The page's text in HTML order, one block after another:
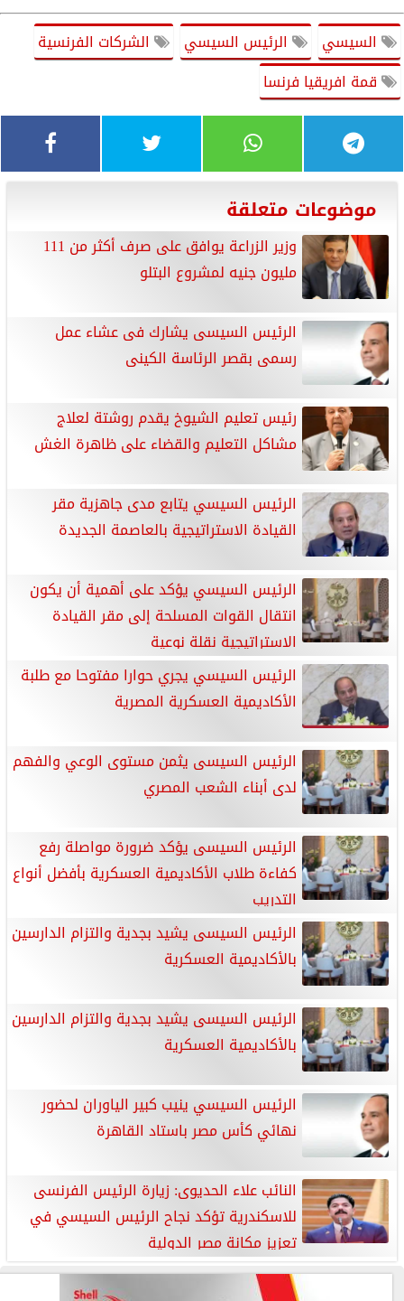
السيسي الرئيس السيسي
الشركات الفرنسية
قمة افريقيا فرنسا
موضوعات متعلقة
وزير الزراعة يوافق على صرف أكثر من 111
مليون جنيه لمشروع البتلو
الرئيس السيسى يشارك فى عشاء عمل
رسمى بقصر الرئاسة الكينى
رئيس تعليم الشيوخ يقدم روشتة لعلاج
مشاكل التعليم والقضاء على ظاهرة الغش
الرئيس السيسي يتابع مدى جاهزية مقر
القيادة الاستراتيجية بالعاصمة الجديدة
الرئيس السيسي يؤكد على أهمية أن يكون
انتقال القوات المسلحة إلى مقر القيادة
الاستراتيجية نقلة نوعية
الرئيس السيسي يجري حوارا مفتوحا مع طلبة
الأكاديمية العسكرية المصرية
الرئيس السيسى يثمن مستوى الوعي والفهم
لدى أبناء الشعب المصري
الرئيس السيسى يؤكد ضرورة مواصلة رفع
كفاءة طلاب الأكاديمية العسكرية بأفضل أنواع
التدريب
الرئيس السيسى يشيد بجدية والتزام الدارسين
بالأكاديمية العسكرية
الرئيس السيسى يشيد بجدية والتزام الدارسين
بالأكاديمية العسكرية
الرئيس السيسي ينيب كبير الياوران لحضور
نهائي كأس مصر باستاد القاهرة
النائب علاء الحديوى: زيارة الرئيس الفرنسى
للاسكندرية تؤكد نجاح الرئيس السيسي في
تعزيز مكانة مصر الدولية